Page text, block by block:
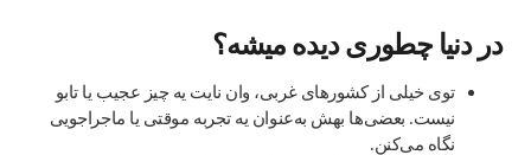
در دنیا چطوری دیده میشه؟
توی خیلی از کشورهای غربی، وان نایت یه چیز عجیب یا تابو
نیست. بعضی‌ها بهش به‌عنوان یه تجربه موقتی یا ماجراجویی
نگاه می‌کنن.